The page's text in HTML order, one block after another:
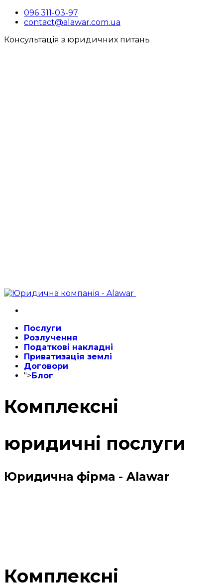
096 311-03-97
contact@alawar.com.ua
Консультація з юридичних питань
Послуги
Розлучення
Податкові накладні
Приватизація землі
Договори
">Блог
Комплексні
юридичні послуги
Юридична фірма - Alawar
Комплексні